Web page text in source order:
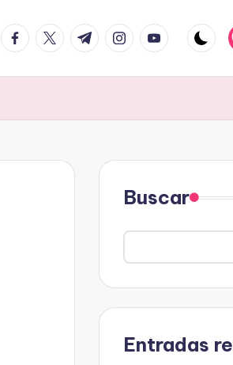
facebook.com
twitter.com
t.me instagram.com
youtube.com
Buscar
Entradas